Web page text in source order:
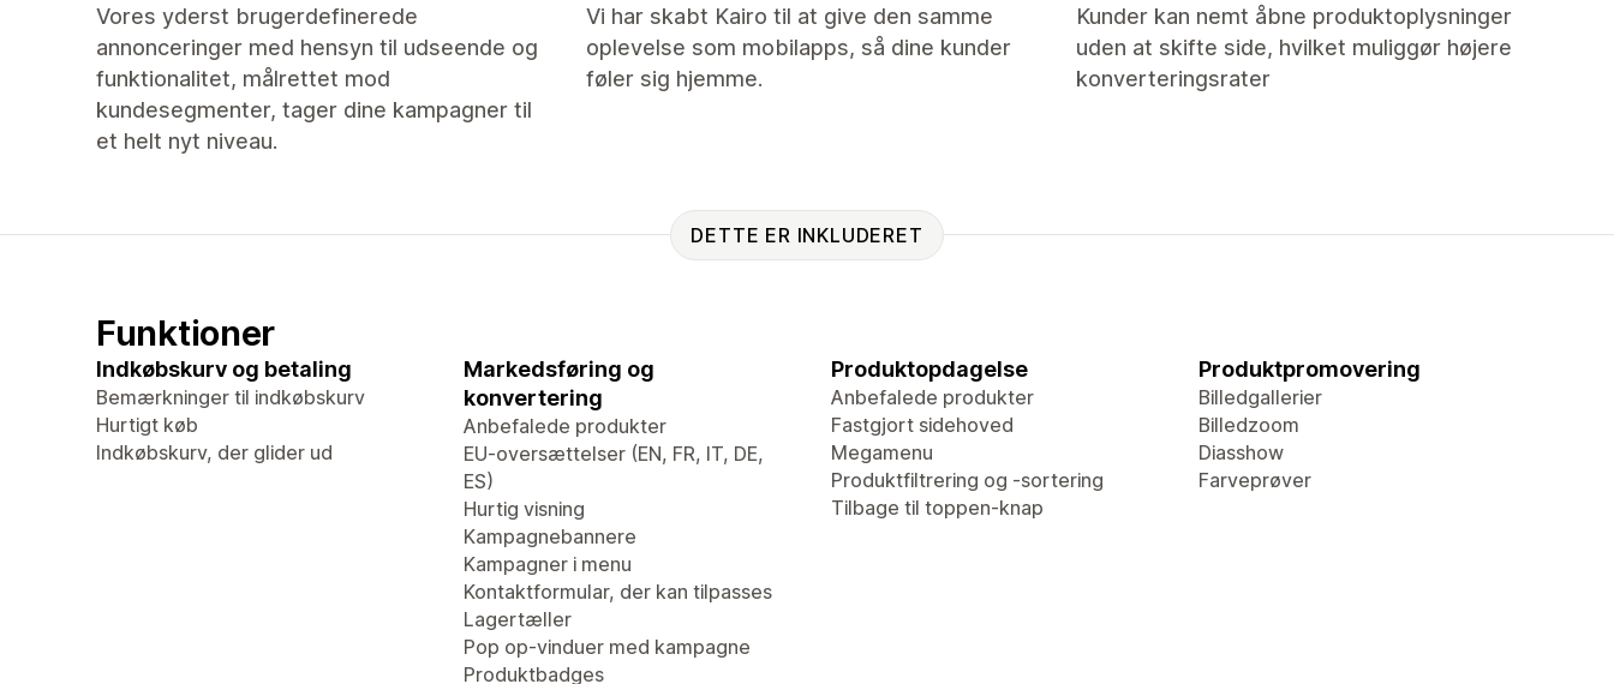
Vores yderst brugerdefinerede
annonceringer med hensyn til udseende og
funktionalitet, målrettet mod
kundesegmenter, tager dine kampagner til
et helt nyt niveau.
Vi har skabt Kairo til at give den samme
oplevelse som mobilapps, så dine kunder
føler sig hjemme.
Kunder kan nemt åbne produktoplysninger
uden at skifte side, hvilket muliggør højere
konverteringsrater
DETTE ER INKLUDERET
Funktioner
Indkøbskurv og betaling
Bemærkninger til indkøbskurv
Hurtigt køb
Indkøbskurv, der glider ud
Markedsføring og
konvertering
Anbefalede produkter
EU-oversættelser (EN, FR, IT, DE,
ES)
Hurtig visning
Kampagnebannere
Kampagner i menu
Kontaktformular, der kan tilpasses
Lagertæller
Pop op-vinduer med kampagne
Produktbadges
Produktopdagelse
Anbefalede produkter
Fastgjort sidehoved
Megamenu
Produktfiltrering og -sortering
Tilbage til toppen-knap
Produktpromovering
Billedgallerier
Billedzoom
Diasshow
Farveprøver